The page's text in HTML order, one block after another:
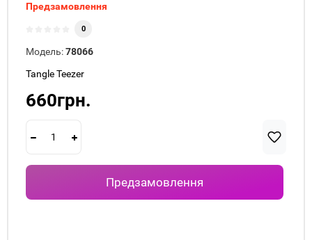
Предзамовлення
0
Модель:78066
Tangle Teezer
660грн.
Предзамовлення